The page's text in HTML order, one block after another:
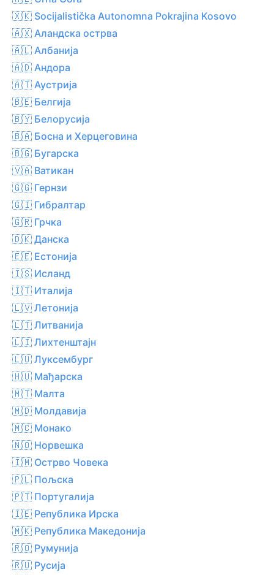
🇽🇰 Socijalistička Autonomna Pokrajina Kosovo
🇦🇽 Аландска острва
🇦🇱 Албанија
🇦🇩 Андора
🇦🇹 Аустрија
🇧🇪 Белгија
🇧🇾 Белорусија
🇧🇦 Босна и Херцеговина
🇧🇬 Бугарска
🇻🇦 Ватикан
🇬🇬 Гернзи
🇬🇮 Гибралтар
🇬🇷 Грчка
🇩🇰 Данска
🇪🇪 Естонија
🇮🇸 Исланд
🇮🇹 Италија
🇱🇻 Летонија
🇱🇹 Литванија
🇱🇮 Лихтенштајн
🇱🇺 Луксембург
🇭🇺 Мађарска
🇲🇹 Малта
🇲🇩 Молдавија
🇲🇨 Монако
🇳🇴 Норвешка
🇮🇲 Острво Човека
🇵🇱 Пољска
🇵🇹 Португалија
🇮🇪 Република Ирска
🇲🇰 Република Македонија
🇷🇴 Румунија
🇷🇺 Русија